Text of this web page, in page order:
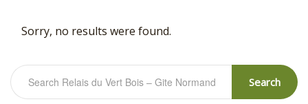
Sorry, no results were found.
Search